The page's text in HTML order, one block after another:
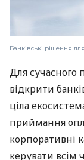
Банківські рішення
Для сучасного
відкрити
ціла
приймання
корпоративні
керувати всім